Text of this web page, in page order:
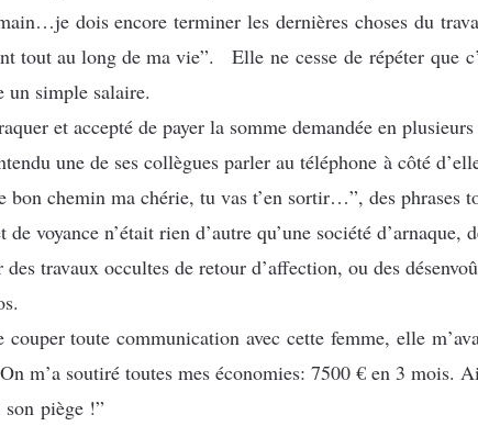
dois encore terminer les dernières choses du
tout au long de ma vie”. Elle ne cesse de répéter que
un simple salaire.
et accepté de payer la somme demandée en
une de ses collègues parler au téléphone à côté
bon chemin ma chérie, tu vas t’en sortir…”, des
de voyance n’était rien d’autre qu’une société
travaux occultes de retour d’affection, ou des
couper toute communication avec cette femme, elle
m’a soutiré toutes mes économies: 7500 € en 3 mois.
son piège !”